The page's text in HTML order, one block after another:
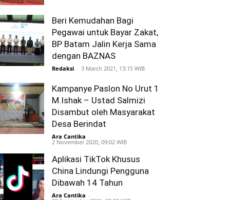
Beri Kemudahan Bagi
Pegawai untuk Bayar Zakat,
BP Batam Jalin Kerja Sama
dengan BAZNAS
Redaksi - 3 March 2021, 13:15 WIB
Kampanye Paslon No Urut 1
M.Ishak – Ustad Salmizi
Disambut oleh Masyarakat
Desa Berindat
Ara Cantika -
2 November 2020, 09:02 WIB
Aplikasi TikTok Khusus
China Lindungi Pengguna
Dibawah 14 Tahun
Ara Cantika -